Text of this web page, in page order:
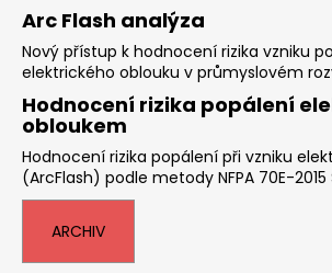
Arc Flash analýza
Nový přístup k hodnocení rizika vzniku
elektrického oblouku v průmyslovém
Hodnocení rizika popálení
obloukem
Hodnocení rizika popálení při vzniku
(ArcFlash) podle metody NFPA 70E-2015
ARCHIV